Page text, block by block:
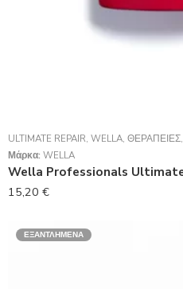
ULTIMATE REPAIR, WELLA, ΘΕΡΑΠΕΊΕΣ,
Μάρκα: WELLA
15,20 €
ΕΞΑΝΤΛΗΜΈΝΑ